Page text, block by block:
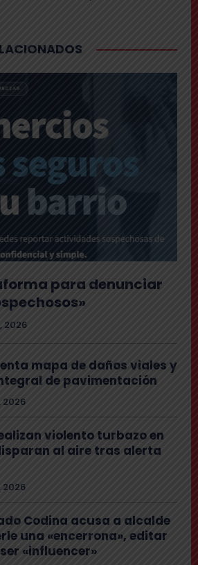
para denunciar
2026
mapa de daños viales y
de pavimentación
2026
violento turbazo en
al aire tras alerta
2026
Codina acusa a alcalde
una «encerrona», editar
«influencer»